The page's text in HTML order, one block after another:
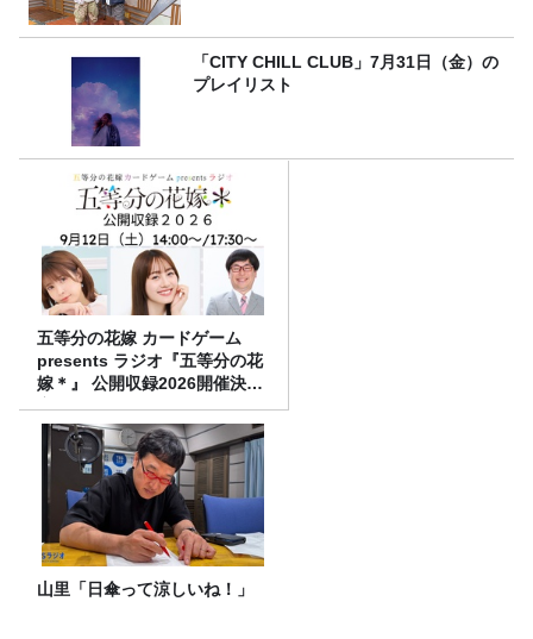
「CITY CHILL CLUB」7月31日（金）の
プレイリスト
五等分の花嫁 カードゲーム
presents ラジオ『五等分の花
嫁＊』 公開収録2026開催決
定！
山里「日傘って涼しいね！」